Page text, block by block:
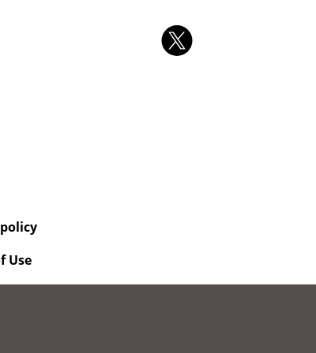
Use